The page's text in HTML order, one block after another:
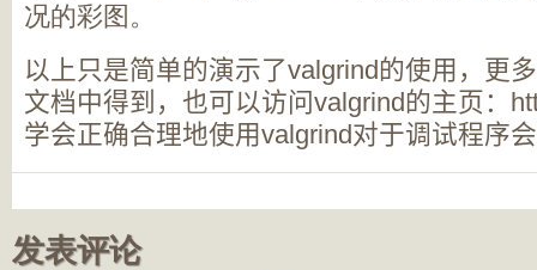
况的彩图。
以上只是简单的演示了valgrind的使用，更
文档中得到，也可以访问valgrind的主页：
学会正确合理地使用valgrind对于调试程序
发表评论